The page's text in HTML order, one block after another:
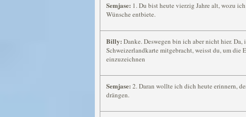
Semjase: 1. Du bist heute vierzig Jahre alt, wozu
Wünsche entbiete.
Billy: Danke. Deswegen bin ich aber nicht hier. Da,
Schweizerlandkarte mitgebracht, weisst du, um die
einzuzeichnen
Semjase: 2. Daran wollte ich dich heute erinnern,
drängen.